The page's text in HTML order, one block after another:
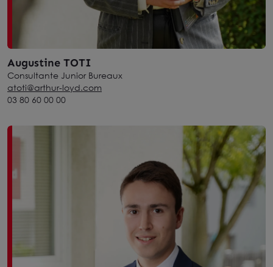
Augustine TOTI
Consultante Junior Bureaux
atoti@arthur-loyd.com
03 80 60 00 00